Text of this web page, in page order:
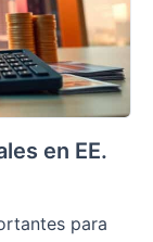
en EE.
para